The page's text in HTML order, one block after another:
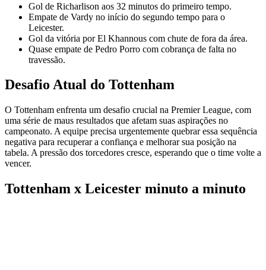
Gol de Richarlison aos 32 minutos do primeiro tempo.
Empate de Vardy no início do segundo tempo para o
Leicester.
Gol da vitória por El Khannous com chute de fora da área.
Quase empate de Pedro Porro com cobrança de falta no
travessão.
Desafio Atual do Tottenham
O Tottenham enfrenta um desafio crucial na Premier League, com
uma série de maus resultados que afetam suas aspirações no
campeonato. A equipe precisa urgentemente quebrar essa sequência
negativa para recuperar a confiança e melhorar sua posição na
tabela. A pressão dos torcedores cresce, esperando que o time volte a
vencer.
Tottenham x Leicester minuto a minuto